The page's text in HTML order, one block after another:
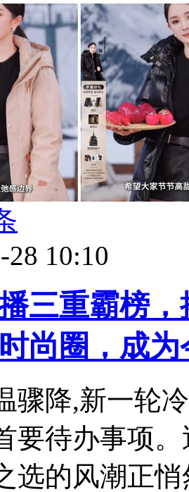
28 10:10
三重霸榜
尚圈，成
骤降,新一轮
要待办事项
选的风潮正悄